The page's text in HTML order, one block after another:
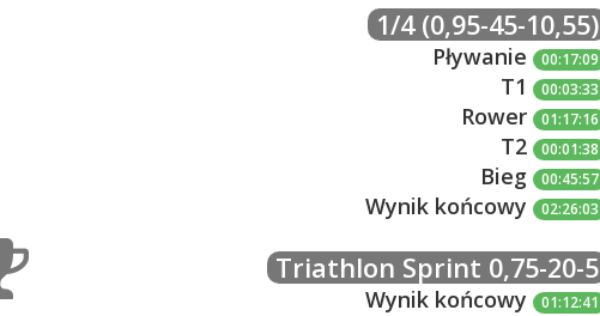
1/4 (0,95-45-10,55)
Pływanie 00:17:09
T1 00:03:33
Rower 01:17:16
T2 00:01:38
Bieg 00:45:57
Wynik końcowy 02:26:03
Triathlon Sprint 0,75-20-5
Wynik końcowy 01:12:41